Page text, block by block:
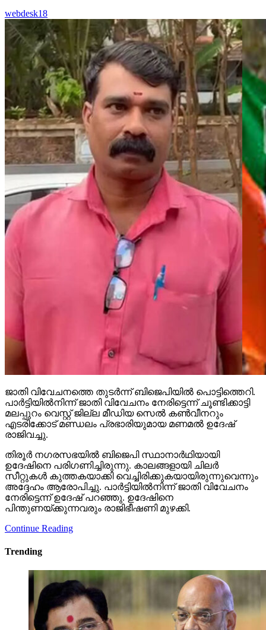
ജാതി വിവേചനത്തെ തുടര്‍ന്ന് ബിജെപിയില്‍ പൊട്ടിത്തെറി.
പാര്‍ട്ടിയില്‍നിന്ന് ജാതി വിവേചനം നേരിട്ടെന്ന് ചൂണ്ടിക്കാട്ടി
മലപ്പുറം വെസ്റ്റ് ജില്ല മീഡിയ സെല്‍ കണ്‍വീനറും
രാജിവച്ചു.
തിരൂര്‍ നഗരസഭയില്‍ ബിജെപി സ്ഥാനാര്‍ഥിയായി
ഉദേഷിനെ പരിഗണിച്ചിരുന്നു. കാലങ്ങളായി ചിലര്‍
സീറ്റുകള്‍ കുത്തകയാക്കി വെച്ചിരിക്കുകയായിരുന്നുവെന്നും
നേരിട്ടെന്ന് ഉദേഷ് പറഞ്ഞു. ഉദേഷിനെ
പിന്തുണയ്ക്കുന്നവരും രാജിഭീഷണി മുഴക്കി.
Continue Reading
Trending